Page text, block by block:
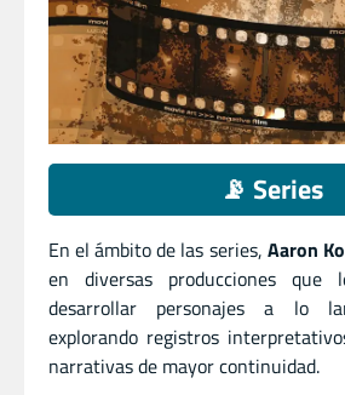
📡 Series
En el ámbito de las series, Aaron
en diversas producciones que
desarrollar personajes a lo
explorando registros
narrativas de mayor continuidad.